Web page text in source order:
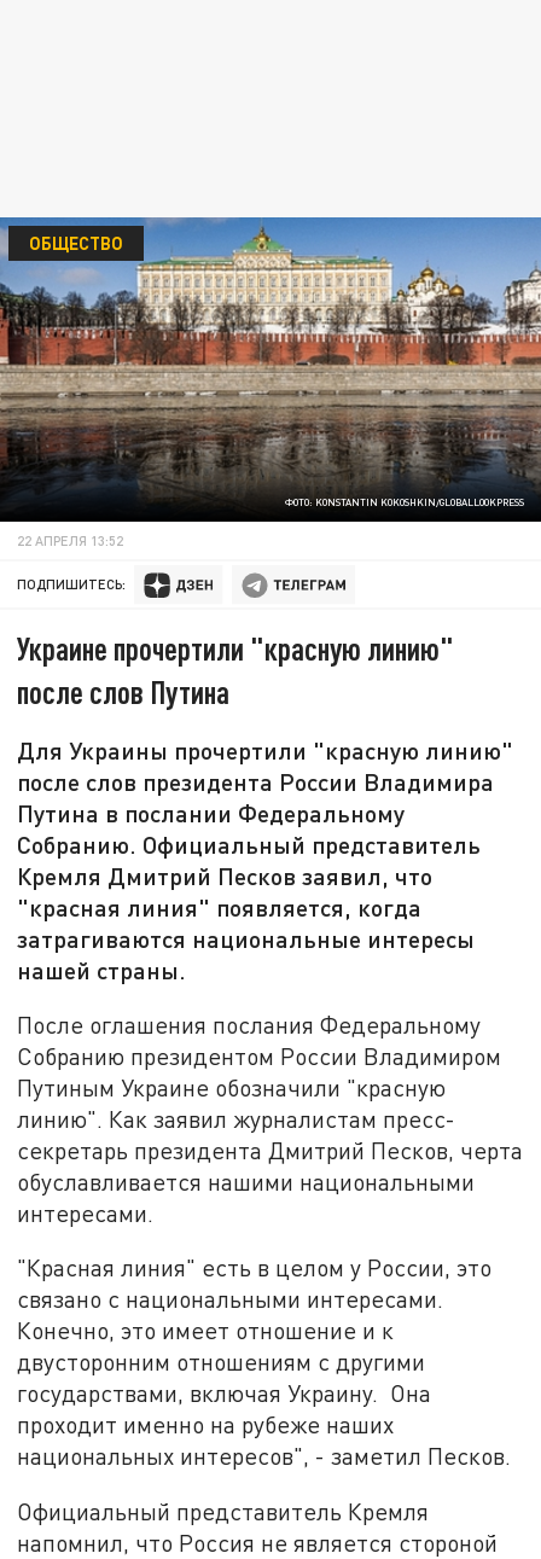
ФОТО: KONSTANTIN KOKOSHKIN/GLOBALLOOKPRESS
ОБЩЕСТВО
22 АПРЕЛЯ 13:52
ПОДПИШИТЕСЬ:
Украине прочертили "красную линию"
после слов Путина
Для Украины прочертили "красную линию"
после слов президента России Владимира
Путина в послании Федеральному
Собранию. Официальный представитель
Кремля Дмитрий Песков заявил, что
"красная линия" появляется, когда
затрагиваются национальные интересы
нашей страны.
После оглашения послания Федеральному
Собранию президентом России Владимиром
Путиным Украине обозначили "красную
линию". Как заявил журналистам пресс-
секретарь президента Дмитрий Песков, черта
обуславливается нашими национальными
интересами.
"Красная линия" есть в целом у России, это
связано с национальными интересами.
Конечно, это имеет отношение и к
двусторонним отношениям с другими
государствами, включая Украину. Она
проходит именно на рубеже наших
национальных интересов", - заметил Песков.
Официальный представитель Кремля
напомнил, что Россия не является стороной